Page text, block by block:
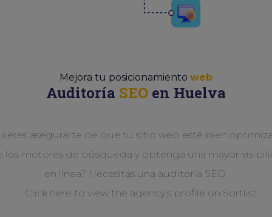
Mejora tu posicionamiento web
Auditoría SEO en Huelva
asegurarte de que tu sitio web esté bien
los motores de búsqueda y obtenga una mayor
en línea? Necesitas una auditoría SEO.